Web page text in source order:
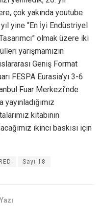
çok yakında youtube
yine “En İyi Endüstriyel
olmak üzere iki
yarışmamızın
Geniş Format
FESPA Eurasia’yı 3-6
Fuar Merkezi’nde
kitabının
ikinci baskısı için
Sayı 18